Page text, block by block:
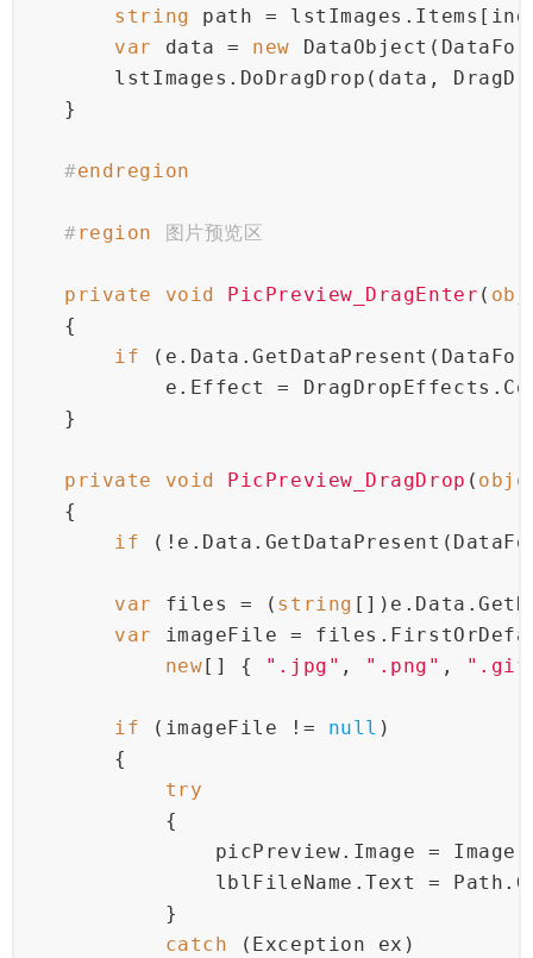
string path =
var
data = new
lstImages.DoDragDrop(data,
}
#endregion
#region 图片预览区
private void PicPreview_DragEnter (
{
if
e.Effect =
}
private void PicPreview_DragDrop (
{
if
var files = ( string
var
imageFile =
new [] { ".jpg" , ".png" ,
if (imageFile != null )
{
try
{
picPreview.Image =
lblFileName.Text =
}
catch (Exception ex)